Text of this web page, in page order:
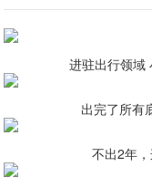
进驻出行领域
出完了所有
不出2年